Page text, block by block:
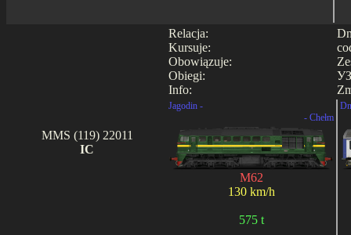
Relacja:
Kursuje:
Obowiązuje:
Obiegi:
Info:
MMS (119) 22011
IC
Jagodin -
- Chełm
M62
130 km/h
575 t